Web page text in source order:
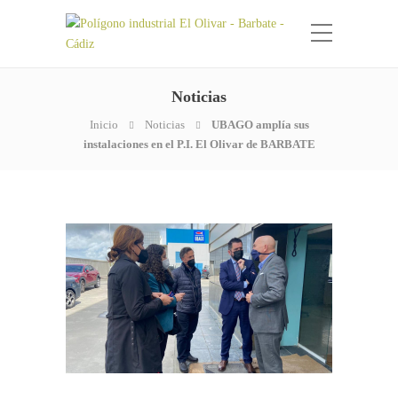
Noticias
Inicio Noticias
UBAGO amplía sus
instalaciones en el P.I. El Olivar de BARBATE